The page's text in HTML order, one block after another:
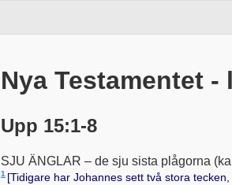
Nya Testamentet -
Upp 15:1-8
SJU ÄNGLAR – de sju sista plågorna
1 [Tidigare har Johannes sett två stora